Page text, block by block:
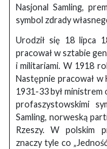
Nasjonal Samling,
symbol zdrady
Urodził się 18 lipca
pracował w sztabie
i militariami. W 1918
Następnie pracował w
1931-33 był ministrem
profaszystowskimi
Samling, norweską
Rzeszy. W polskim
znaczy tyle co